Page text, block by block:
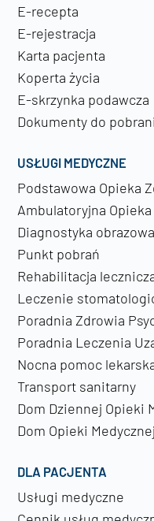
E-recepta
E-rejestracja
Karta pacjenta
Koperta życia
E-skrzynka podawcza
Dokumenty do
USŁUGI MEDYCZNE
Podstawowa Opieka
Ambulatoryjna
Diagnostyka obrazowa
Punkt pobrań
Rehabilitacja
Leczenie
Poradnia Zdrowia
Poradnia Leczenia
Nocna pomoc
Transport sanitarny
Dom Dziennej Opieki
Dom Opieki Medycznej
DLA PACJENTA
Usługi medyczne